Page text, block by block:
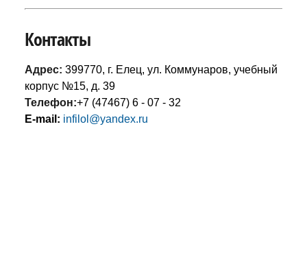
Контакты
Адрес: 399770, г. Елец, ул. Коммунаров, учебный
корпус №15, д. 39
Телефон:+7 (47467) 6 - 07 - 32
E-mail: infilol@yandex.ru